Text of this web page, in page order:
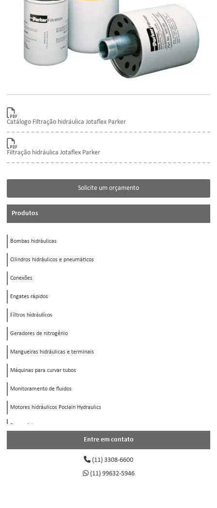
Catálogo Filtração hidráulica Jotaflex Parker
Filtração hidráulica Jotaflex Parker
Solicite um orçamento
Produtos
Bombas hidráulicas
Cilindros hidráulicos e pneumáticos
Conexões
Engates rápidos
Filtros hidráulicos
Geradores de nitrogênio
Mangueiras hidráulicas e terminais
Máquinas para curvar tubos
Monitoramento de fluidos
Motores hidráulicos Poclain Hydraulics
Pneumática
Entre em contato
(11) 3308-6600
(11) 99632-5946